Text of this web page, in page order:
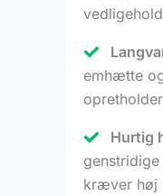
emhætte
Hurtig
kræver høj